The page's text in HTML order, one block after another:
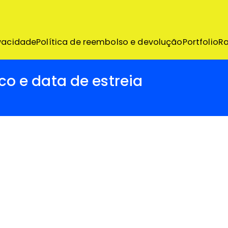
Política de reembolso e devoluçãoPortfolio
e data de estreia